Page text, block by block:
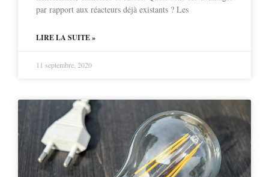
par rapport aux réacteurs déjà existants ? Les
LIRE LA SUITE »
11 septembre, 2020